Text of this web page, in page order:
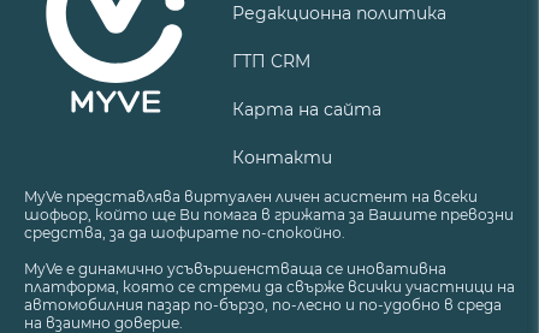
Редакционна политика
ГТП CRM
Карта на сайта
Контакти
MyVe представлява виртуален личен асистент на всеки
шофьор, който ще Ви помага в грижата за Вашите превозни
средства, за да шофирате по-спокойно.
MyVe е динамично усъвършенстваща се иновативна
платформа, която се стреми да свърже всички участници на
автомобилния пазар по-бързо, по-лесно и по-удобно в среда
на взаимно доверие.